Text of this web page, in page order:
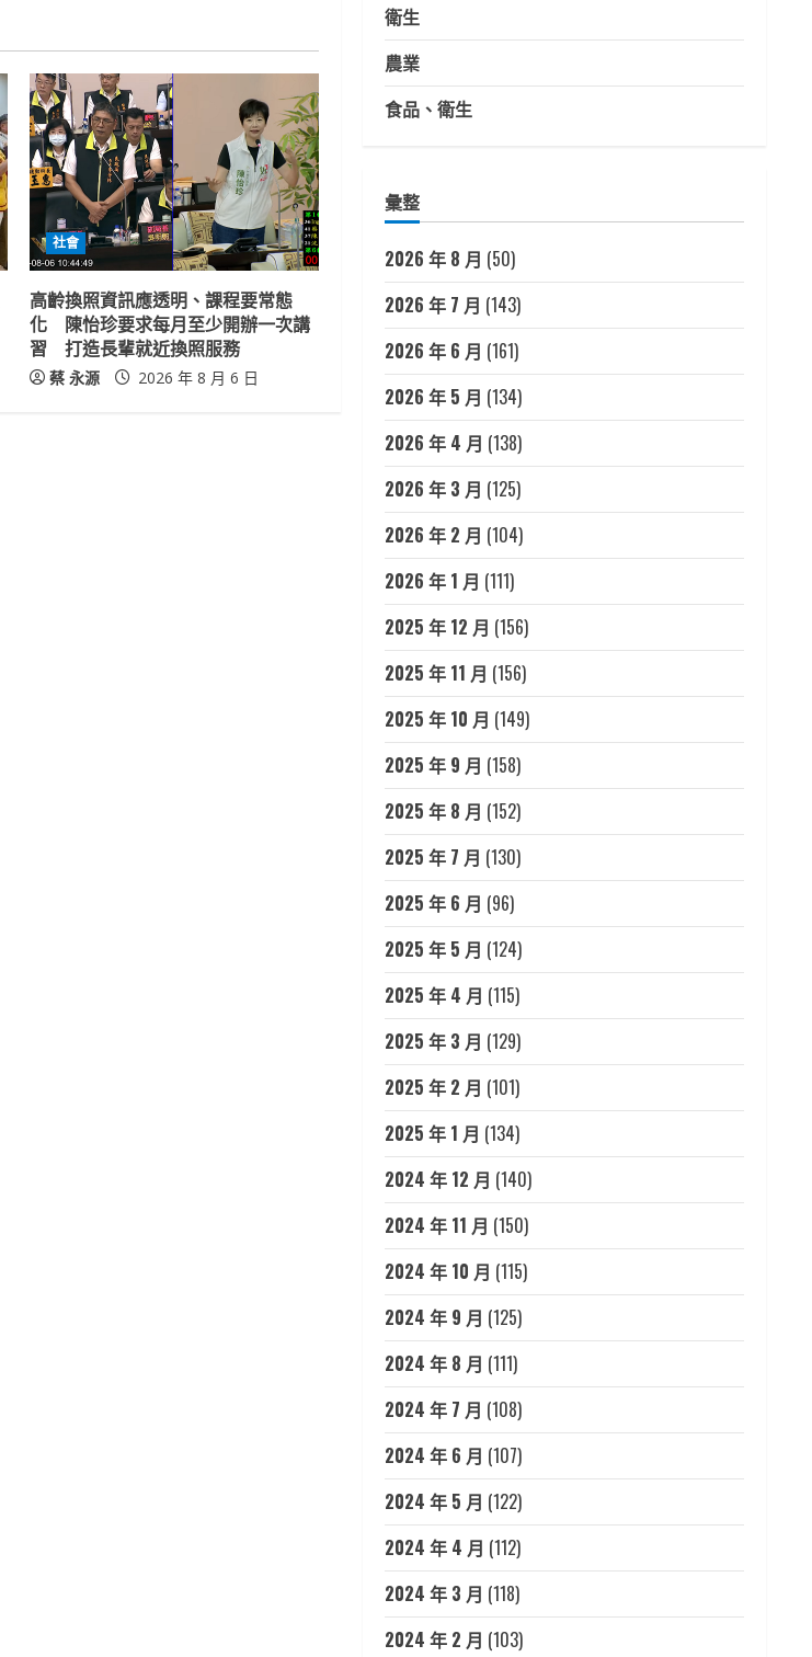
社會
高齡換照資訊應透明、課程要常態
化 陳怡珍要求每月至少開辦一次講
習 打造長輩就近換照服務
蔡 永源 2026 年 8 月 6 日
衛生
農業
食品、衛生
彙整
2026 年 8 月 (50)
2026 年 7 月 (143)
2026 年 6 月 (161)
2026 年 5 月 (134)
2026 年 4 月 (138)
2026 年 3 月 (125)
2026 年 2 月 (104)
2026 年 1 月 (111)
2025 年 12 月 (156)
2025 年 11 月 (156)
2025 年 10 月 (149)
2025 年 9 月 (158)
2025 年 8 月 (152)
2025 年 7 月 (130)
2025 年 6 月 (96)
2025 年 5 月 (124)
2025 年 4 月 (115)
2025 年 3 月 (129)
2025 年 2 月 (101)
2025 年 1 月 (134)
2024 年 12 月 (140)
2024 年 11 月 (150)
2024 年 10 月 (115)
2024 年 9 月 (125)
2024 年 8 月 (111)
2024 年 7 月 (108)
2024 年 6 月 (107)
2024 年 5 月 (122)
2024 年 4 月 (112)
2024 年 3 月 (118)
2024 年 2 月 (103)